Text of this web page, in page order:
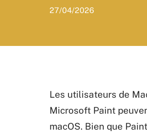
27/04/2026
Les utilisateurs de
Microsoft Paint
macOS. Bien que